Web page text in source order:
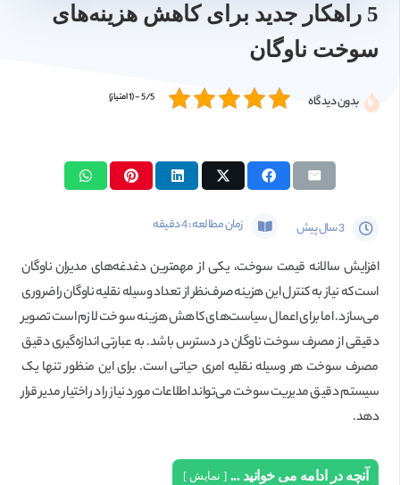
5 راهکار جدید برای کاهش هزینه‌های
سوخت ناوگان
بدون دیدگاه 5/5 - (1 امتیاز)
3 سال پیش زمان مطالعه :4دقیقه
افزایش سالانه قیمت سوخت، یکی از مهمترین دغدغه‌های مدیران ناوگان
است که نیاز به کنترل این هزینه صرف‌نظر از تعداد وسیله نقلیه ناوگان را ضروری
می‌سازد. اما برای اعمال سیاست‌های کاهش هزینه سوخت لازم است تصویر
دقیقی از مصرف سوخت ناوگان در دسترس باشد. به عبارتی اندازه‌گیری دقیق
مصرف سوخت هر وسیله نقلیه امری حیاتی است. برای این منظور تنها یک
سیستم دقیق مدیریت سوخت می‌تواند اطلاعات مورد نیاز را در اختیار مدیر قرار
دهد.
آنچه در ادامه می خوانید ... نمایش